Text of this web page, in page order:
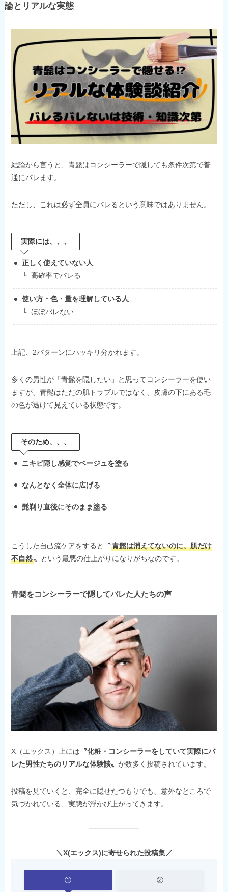
論とリアルな実態
結論から言うと、青髭はコンシーラーで隠しても条件次第で普
通にバレます。
ただし、これは必ず全員にバレるという意味ではありません。
実際には、、、
正しく使えていない人
高確率でバレる
使い方・色・量を理解している人
ほぼバレない
上記、2パターンにハッキリ分かれます。
多くの男性が「青髭を隠したい」と思ってコンシーラーを使い
ますが、青髭はただの肌トラブルではなく、皮膚の下にある毛
の色が透けて見えている状態です。
そのため、、、
ニキビ隠し感覚でベージュを塗る
なんとなく全体に広げる
髭剃り直後にそのまま塗る
こうした自己流ケアをすると〝青髭は消えてないのに、肌だけ
不自然〟という最悪の仕上がりになりがちなのです。
青髭をコンシーラーで隠してバレた人たちの声
X（エックス）上には 〝化粧・コンシーラーをしていて実際にバ
レた男性たちのリアルな体験談〟が数多く投稿されています。
投稿を見ていくと、完全に隠せたつもりでも、意外なところで
気づかれている、実態が浮かび上がってきます。
＼X(エックス)に寄せられた投稿集／
① ②